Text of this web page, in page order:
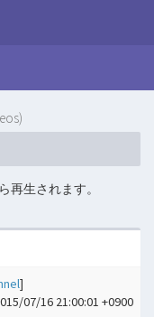
再生されます。
]
07/16 21:00:01 +0900